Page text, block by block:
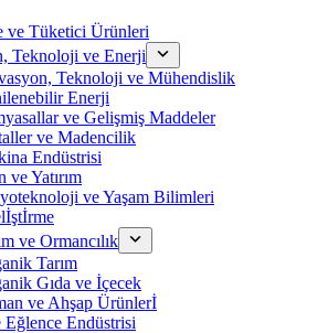
ve Tüketici Ürünleri
Teknoloji ve Enerji
Teknoloji ve Mühendislik
Enerji
ve Gelişmiş Maddeler
ve Madencilik
Endüstrisi
ve Yatırım
ve Yaşam Bilimleri
ve Ormancılık
Tarım
Gıda ve İçecek
ve Ahşap Ürünlerİ
Endüstrisi